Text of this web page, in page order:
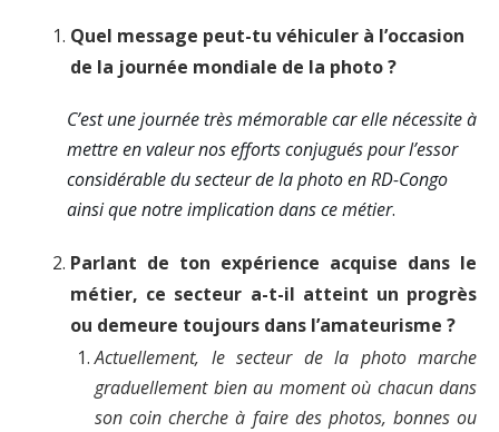
Quel message peut-tu véhiculer à l’occasion
de la journée mondiale de la photo ?
C’est une journée très mémorable car elle nécessite à
mettre en valeur nos efforts conjugués pour l’essor
considérable du secteur de la photo en RD-Congo
ainsi que notre implication dans ce métier.
Parlant de ton expérience acquise dans le
métier, ce secteur a-t-il atteint un progrès
ou demeure toujours dans l’amateurisme ?
Actuellement, le secteur de la photo marche
graduellement bien au moment où chacun dans
son coin cherche à faire des photos, bonnes ou